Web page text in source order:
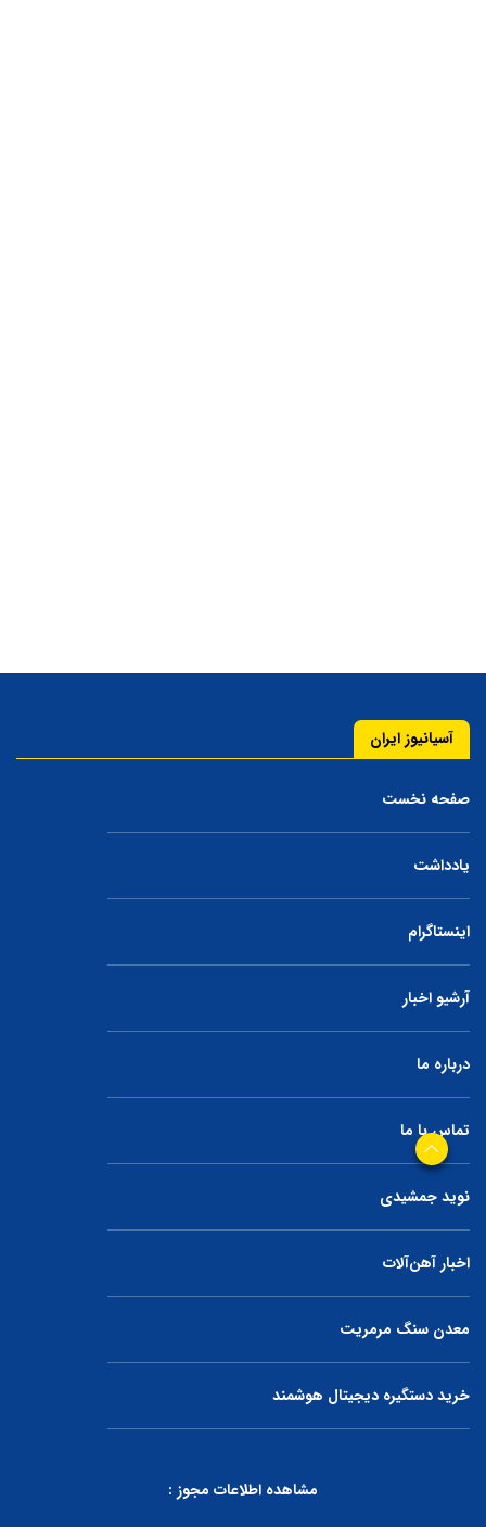
آسیانیوز ایران
صفحه نخست
یادداشت
اینستاگرام
آرشیو اخبار
درباره ما
تماس با ما
نوید جمشیدی
اخبار آهن‌آلات
معدن سنگ مرمریت
خرید دستگیره دیجیتال هوشمند
مشاهده اطلاعات مجوز :